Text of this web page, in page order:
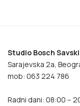
Studio Bosch
Sarajevska 2a,
mob: 063 224 786
Radni dani: 08:00 –